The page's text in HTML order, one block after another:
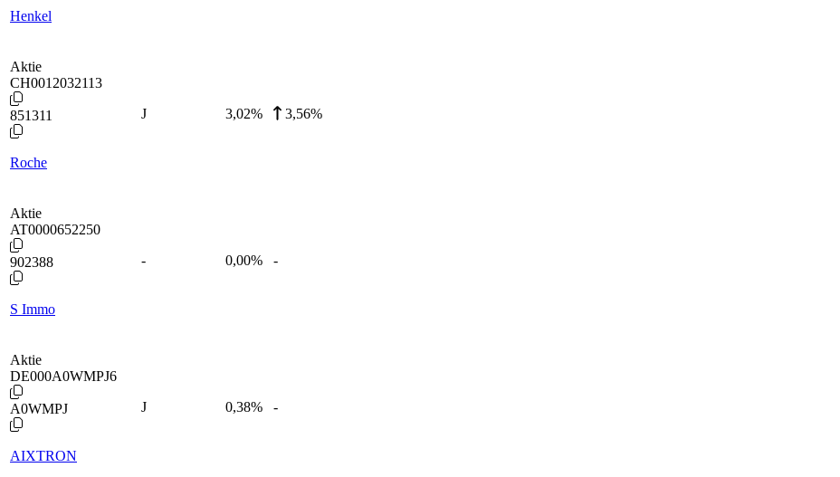
Henkel
Aktie
CH0012032113
851311
Roche
J 3,02% 3,56%
Aktie
AT0000652250
902388
S Immo
- 0,00% -
Aktie
DE000A0WMPJ6
A0WMPJ
AIXTRON
J 0,38% -